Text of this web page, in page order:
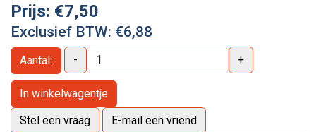
Prijs: €7,50
Exclusief BTW: €6,88
Aantal: - +
In winkelwagentje
Stel een vraag
E-mail een vriend